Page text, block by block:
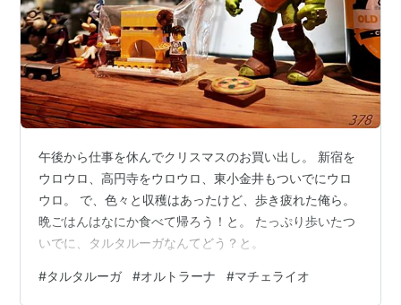
午後から仕事を休んでクリスマスのお買い出し。 新宿を
ウロウロ、高円寺をウロウロ、東小金井もついでにウロ
ウロ。 で、色々と収穫はあったけど、歩き疲れた俺ら。
晩ごはんはなにか食べて帰ろう！と。 たっぷり歩いたつ
いでに、タルタルーガなんてどう？と。
#タルタルーガ #オルトラーナ #マチェライオ